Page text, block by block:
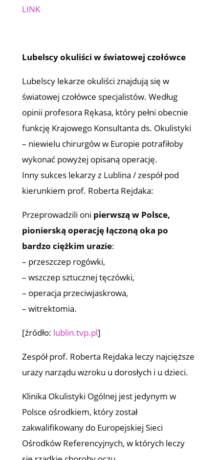
LINK
Lubelscy okuliści w światowej czołówce
Lubelscy lekarze okuliści znajdują się w
światowej czołówce specjalistów. Według
opinii profesora Rękasa, który pełni obecnie
funkcję Krajowego Konsultanta ds. Okulistyki
– niewielu chirurgów w Europie potrafiłoby
wykonać powyżej opisaną operację.
Inny sukces lekarzy z Lublina / zespół pod
kierunkiem prof. Roberta Rejdaka:
Przeprowadzili oni pierwszą w Polsce,
pionierską operację łączoną oka po
bardzo ciężkim urazie:
– przeszczep rogówki,
– wszczep sztucznej tęczówki,
– operacja przeciwjaskrowa,
– witrektomia.
[źródło: lublin.tvp.pl]
Zespół prof. Roberta Rejdaka leczy najcięższe
urazy narządu wzroku u dorosłych i u dzieci.
Klinika Okulistyki Ogólnej jest jedynym w
Polsce ośrodkiem, który został
zakwalifikowany do Europejskiej Sieci
Ośrodków Referencyjnych, w których leczy